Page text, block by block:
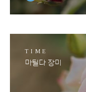
TIME
마틸다 장미